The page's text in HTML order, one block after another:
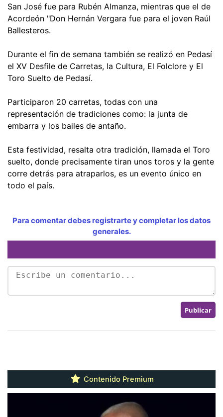
San José fue para Rubén Almanza, mientras que el de
Acordeón "Don Hernán Vergara fue para el joven Raúl
Ballesteros.
Durante el fin de semana también se realizó en Pedasí
el XV Desfile de Carretas, la Cultura, El Folclore y El
Toro Suelto de Pedasí.
Participaron 20 carretas, todas con una
representación de tradiciones como: la junta de
embarra y los bailes de antaño.
Esta festividad, resalta otra tradición, llamada el Toro
suelto, donde precisamente tiran unos toros y la gente
corre detrás para atraparlos, es un evento único en
todo el país.
Para comentar debes registrarte y completar los datos
generales.
Contenido Premium